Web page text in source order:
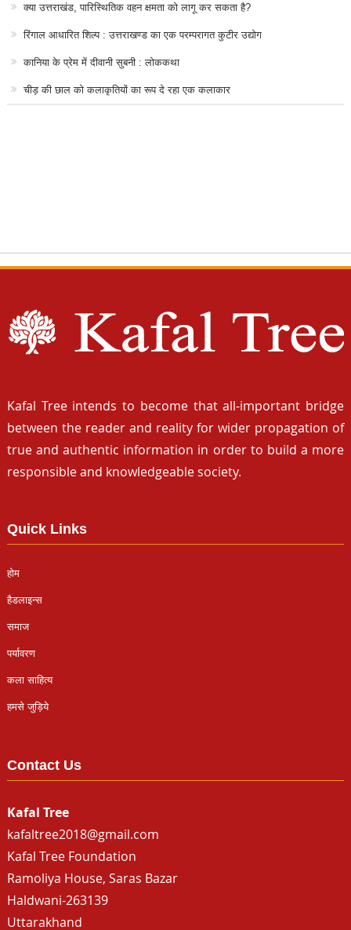
क्या उत्तराखंड, पारिस्थितिक वहन क्षमता को लागू कर सकता है?
रिंगाल आधारित शिल्प : उत्तराखण्ड का एक परम्परागत कुटीर उद्योग
कानिया के प्रेम में दीवानी सुबनी : लोककथा
चीड़ की छाल को कलाकृतियों का रूप दे रहा एक कलाकार
Kafal Tree intends to become that all-important bridge
between the reader and reality for wider propagation of
true and authentic information in order to build a more
responsible and knowledgeable society.
Quick Links
होम
हैडलाइन्स
समाज
पर्यावरण
कला साहित्य
हमसे जुड़िये
Contact Us
Kafal Tree
kafaltree2018@gmail.com
Kafal Tree Foundation
Ramoliya House, Saras Bazar
Haldwani-263139
Uttarakhand